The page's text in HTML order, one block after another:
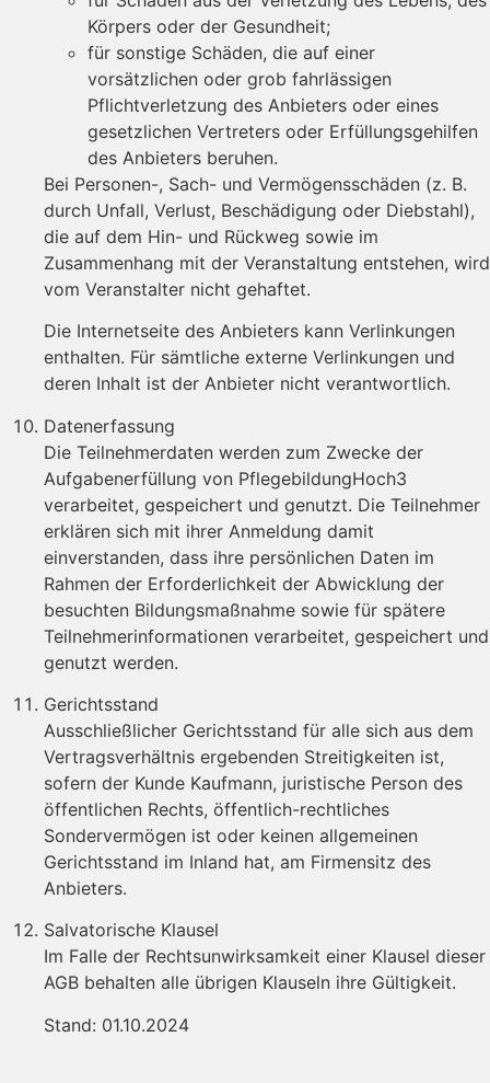
Körpers oder der Gesundheit;
für sonstige Schäden, die auf einer
vorsätzlichen oder grob fahrlässigen
Pflichtverletzung des Anbieters oder eines
gesetzlichen Vertreters oder Erfüllungsgehilfen
des Anbieters beruhen.
Bei Personen-, Sach- und Vermögensschäden (z. B.
durch Unfall, Verlust, Beschädigung oder Diebstahl),
die auf dem Hin- und Rückweg sowie im
Zusammenhang mit der Veranstaltung entstehen, wird
vom Veranstalter nicht gehaftet.
Die Internetseite des Anbieters kann Verlinkungen
enthalten. Für sämtliche externe Verlinkungen und
deren Inhalt ist der Anbieter nicht verantwortlich.
Datenerfassung
Die Teilnehmerdaten werden zum Zwecke der
Aufgabenerfüllung von PflegebildungHoch3
verarbeitet, gespeichert und genutzt. Die Teilnehmer
erklären sich mit ihrer Anmeldung damit
einverstanden, dass ihre persönlichen Daten im
Rahmen der Erforderlichkeit der Abwicklung der
besuchten Bildungsmaßnahme sowie für spätere
Teilnehmerinformationen verarbeitet, gespeichert und
genutzt werden.
Gerichtsstand
Ausschließlicher Gerichtsstand für alle sich aus dem
Vertragsverhältnis ergebenden Streitigkeiten ist,
sofern der Kunde Kaufmann, juristische Person des
öffentlichen Rechts, öffentlich-rechtliches
Sondervermögen ist oder keinen allgemeinen
Gerichtsstand im Inland hat, am Firmensitz des
Anbieters.
Salvatorische Klausel
Im Falle der Rechtsunwirksamkeit einer Klausel dieser
AGB behalten alle übrigen Klauseln ihre Gültigkeit.
Stand: 01.10.2024